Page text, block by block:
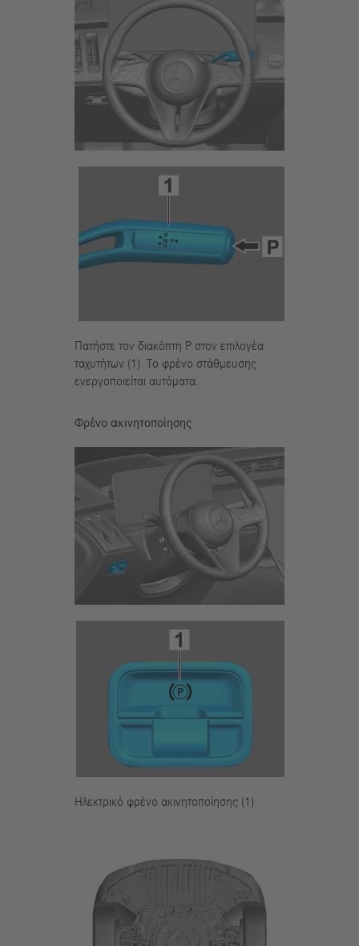
Πατήστε τον διακόπτη P στον επιλογέα
ταχυτήτων (1). Το φρένο στάθμευσης
ενεργοποιείται αυτόματα.
Φρένο ακινητοποίησης
Ηλεκτρικό φρένο ακινητοποίησης (1)